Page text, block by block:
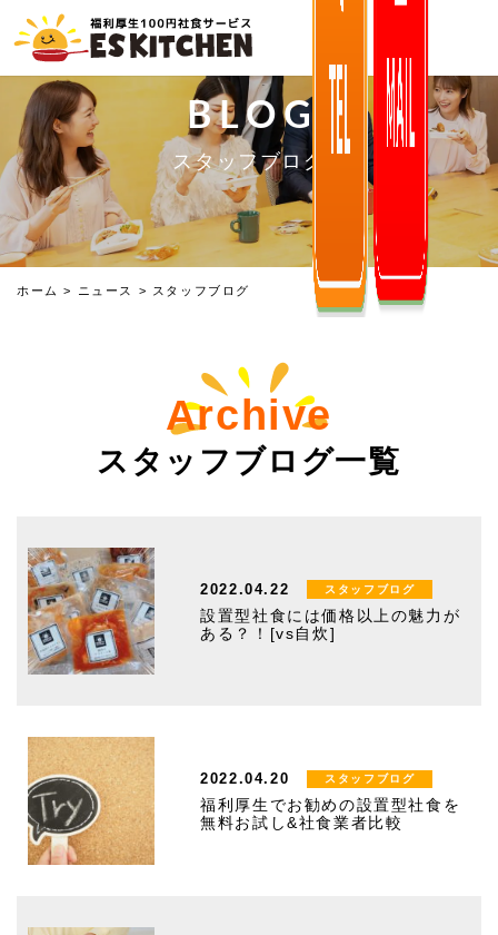
BLOG
スタッフブログ
ホーム > ニュース > スタッフブログ
Archive
スタッフブログ一覧
2022.04.22 スタッフブログ
設置型社食には価格以上の魅力が
ある？！[vs自炊]
2022.04.20 スタッフブログ
福利厚生でお勧めの設置型社食を
無料お試し&社食業者比較